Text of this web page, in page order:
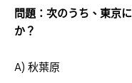
問題：次のうち、東京
か？
A) 秋葉原